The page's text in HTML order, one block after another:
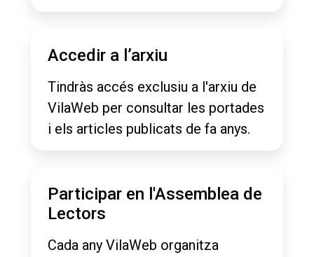
Accedir a l’arxiu
Tindràs accés exclusiu a l'arxiu de
VilaWeb per consultar les portades
i els articles publicats de fa anys.
Participar en l'Assemblea de
Lectors
Cada any VilaWeb organitza